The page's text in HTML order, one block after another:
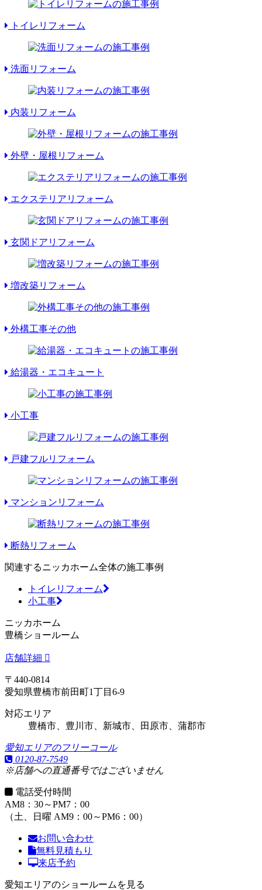
トイレリフォーム
洗面リフォーム
内装リフォーム
外壁・屋根リフォーム
エクステリアリフォーム
玄関ドアリフォーム
増改築リフォーム
外構工事その他
給湯器・エコキュート
小工事
戸建フルリフォーム
マンションリフォーム
断熱リフォーム
関連するニッカホーム全体の施工事例
トイレリフォーム
小工事
ニッカホーム
豊橋ショールーム
店舗詳細
〒440-0814
愛知県豊橋市前田町1丁目6-9
対応エリア
豊橋市、豊川市、新城市、田原市、蒲郡市
愛知エリアのフリーコール
0120-87-7549
※店舗への直通番号ではございません
電話受付時間
AM8：30～PM7：00
（土、日曜 AM9：00～PM6：00）
お問い合わせ
無料見積もり
来店予約
愛知エリアのショールームを見る